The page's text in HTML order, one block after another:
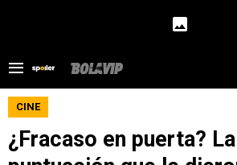
CINE
¿Fracaso en puerta?